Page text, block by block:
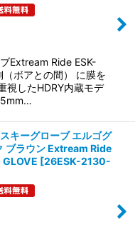
Extream Ride ESK-
ボアとの間） に膜を
視したHDRY内蔵モデ
5mm…
キーグローブ エルゴグ
ブラウン Extream Ride
GLOVE [26ESK-2130-